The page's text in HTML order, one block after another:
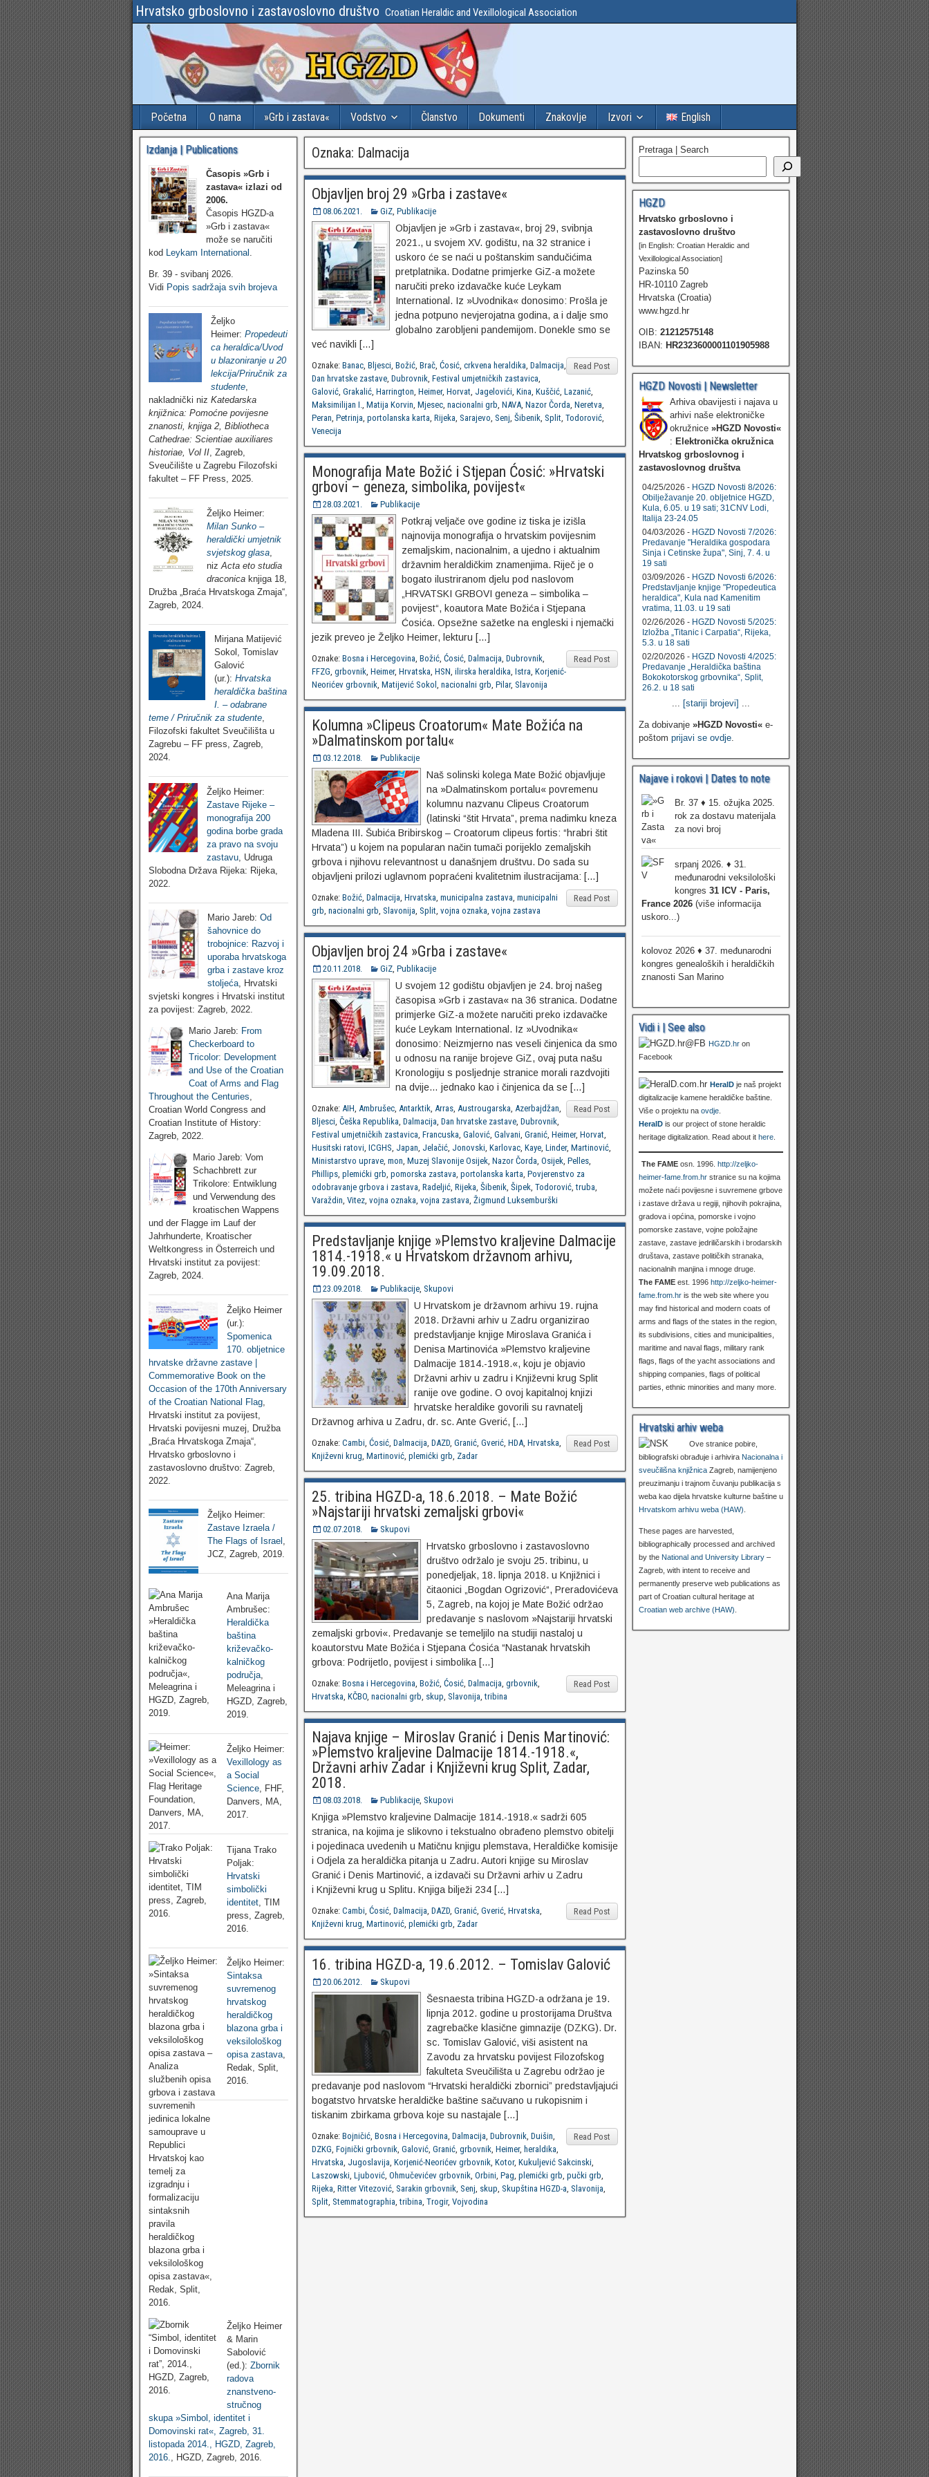
Hrvatsko grboslovno i zastavoslovno društvo Croatian Heraldic and Vexillological Association
Početna O nama »Grb i zastava« Vodstvo Članstvo Dokumenti Znakovlje Izvori English
Oznaka: Dalmacija
Objavljen broj 29 »Grba i zastave«
08.06.2021. GiZ, Publikacije
Objavljen je »Grb i zastava«, broj 29, svibnja
2021., u svojem XV. godištu, na 32 stranice i
uskoro će se naći u poštanskim sandučićima
pretplatnika. Dodatne primjerke GiZ-a možete
naručiti preko izdavačke kuće Leykam
International. Iz »Uvodnika« donosimo: Prošla je
jedna potpuno nevjerojatna godina, a i dalje smo
globalno zarobljeni pandemijom. Donekle smo se
već navikli […]
Read Post
Oznake: Banac, Bljesci, Božić, Brač, Ćosić, crkvena heraldika, Dalmacija,
Dan hrvatske zastave, Dubrovnik, Festival umjetničkih zastavica,
Galović, Grakalić, Harrington, Heimer, Horvat, Jagelovići, Kina, Kuščić, Lazanić,
Maksimilijan I., Matija Korvin, Mjesec, nacionalni grb, NAVA, Nazor Čorda, Neretva,
Peran, Petrinja, portolanska karta, Rijeka, Sarajevo, Senj, Šibenik, Split, Todorović,
Venecija
Monografija Mate Božić i Stjepan Ćosić: »Hrvatski
grbovi – geneza, simbolika, povijest«
28.03.2021. Publikacije
Potkraj veljače ove godine iz tiska je izišla
najnovija monografija o hrvatskim povijesnim
zemaljskim, nacionalnim, a ujedno i aktualnim
državnim heraldičkim znamenjima. Riječ je o
bogato ilustriranom djelu pod naslovom
„HRVATSKI GRBOVI geneza – simbolika –
povijest“, koautora Mate Božića i Stjepana
Ćosića. Opsežne sažetke na engleski i njemački
jezik preveo je Željko Heimer, lekturu […]
Read Post
Oznake: Bosna i Hercegovina, Božić, Ćosić, Dalmacija, Dubrovnik,
FFZG, grbovnik, Heimer, Hrvatska, HSN, ilirska heraldika, Istra, Korjenić-
Neorićev grbovnik, Matijević Sokol , nacionalni grb, Pilar, Slavonija
Kolumna »Clipeus Croatorum« Mate Božića na
»Dalmatinskom portalu«
03.12.2018. Publikacije
Naš solinski kolega Mate Božić objavljuje
na »Dalmatinskom portalu« povremenu
kolumnu nazvanu Clipeus Croatorum
(latinski “štit Hrvata”, prema nadimku kneza
Mladena III. Šubića Bribirskog – Croatorum clipeus fortis: “hrabri štit
Hrvata”) u kojem na popularan način tumači porijeklo zemaljskih
grbova i njihovu relevantnost u današnjem društvu. Do sada su
objavljeni prilozi uglavnom popraćeni kvalitetnim ilustracijama: […]
Read Post
Oznake: Božić, Dalmacija, Hrvatska, municipalna zastava, municipalni
grb, nacionalni grb, Slavonija, Split, vojna oznaka, vojna zastava
Objavljen broj 24 »Grba i zastave«
20.11.2018. GiZ, Publikacije
U svojem 12 godištu objavljen je 24. broj našeg
časopisa »Grb i zastava« na 36 stranica. Dodatne
primjerke GiZ-a možete naručiti preko izdavačke
kuće Leykam International. Iz »Uvodnika«
donosimo: Neizmjerno nas veseli činjenica da smo
u odnosu na ranije brojeve GiZ, ovaj puta našu
Kronologiju s posljednje stranice morali razdvojiti
na dvije… jednako kao i činjenica da se […]
Read Post
Oznake: AIH, Ambrušec, Antarktik, Arras, Austrougarska, Azerbajdžan,
Bljesci, Češka Republika, Dalmacija, Dan hrvatske zastave, Dubrovnik,
Festival umjetničkih zastavica, Francuska, Galović, Galvani, Granić, Heimer, Horvat,
Husitski ratovi, ICGHS, Japan, Jelačić, Jonovski, Karlovac, Kaye, Linder, Martinović,
Ministarstvo uprave, mon, Muzej Slavonije Osijek, Nazor Čorda, Osijek, Pelles,
Phillips, plemićki grb, pomorska zastava, portolanska karta, Povjerenstvo za
odobravanje grbova i zastava, Radeljić, Rijeka, Šibenik, Šipek, Todorović,truba,
Varaždin, Vitez, vojna oznaka, vojna zastava, Žigmund Luksemburški
Predstavljanje knjige »Plemstvo kraljevine Dalmacije
1814.-1918.« u Hrvatskom državnom arhivu,
19.09.2018.
23.09.2018. Publikacije, Skupovi
U Hrvatskom je državnom arhivu 19. rujna
2018. Državni arhiv u Zadru organizirao
predstavljanje knjige Miroslava Granića i
Denisa Martinovića »Plemstvo kraljevine
Dalmacije 1814.-1918.«, koju je objavio
Državni arhiv u zadru i Književni krug Split
ranije ove godine. O ovoj kapitalnoj knjizi
hrvatske heraldike govorili su ravnatelj
Državnog arhiva u Zadru, dr. sc. Ante Gverić, […]
Read Post
Oznake: Cambi, Ćosić, Dalmacija, DAZD, Granić, Gverić, HDA, Hrvatska,
Književni krug, Martinović, plemićki grb, Zadar
25. tribina HGZD-a, 18.6.2018. – Mate Božić
»Najstariji hrvatski zemaljski grbovi«
02.07.2018. Skupovi
Hrvatsko grboslovno i zastavoslovno
društvo održalo je svoju 25. tribinu, u
ponedjeljak, 18. lipnja 2018. u Knjižnici i
čitaonici „Bogdan Ogrizović“, Preradovićeva
5, Zagreb, na kojoj je Mate Božić održao
predavanje s naslovom »Najstariji hrvatski
zemaljski grbovi«. Predavanje se temeljilo na studiji nastaloj u
koautorstvu Mate Božića i Stjepana Ćosića “Nastanak hrvatskih
grbova: Podrijetlo, povijest i simbolika […]
Read Post
Oznake: Bosna i Hercegovina, Božić, Ćosić, Dalmacija, grbovnik,
Hrvatska, KČBO, nacionalni grb, skup, Slavonija,tribina
Najava knjige – Miroslav Granić i Denis Martinović:
»Plemstvo kraljevine Dalmacije 1814.-1918.«,
Državni arhiv Zadar i Književni krug Split, Zadar,
2018.
08.03.2018. Publikacije, Skupovi
Knjiga »Plemstvo kraljevine Dalmacije 1814.-1918.« sadrži 605
stranica, na kojima je slikovno i tekstualno obrađeno plemstvo obitelji
i pojedinaca uvedenih u Matičnu knjigu plemstava, Heraldičke komisije
i Odjela za heraldička pitanja u Zadru. Autori knjige su Miroslav
Granić i Denis Martinović, a izdavači su Državni arhiv u Zadru
i Književni krug u Splitu. Knjiga bilježi 234 […]
Read Post
Oznake: Cambi, Ćosić, Dalmacija, DAZD, Granić, Gverić, Hrvatska,
Književni krug, Martinović, plemićki grb, Zadar
16. tribina HGZD-a, 19.6.2012. – Tomislav Galović
20.06.2012. Skupovi
Šesnaesta tribina HGZD-a održana je 19.
lipnja 2012. godine u prostorijama Društva
zagrebačke klasične gimnazije (DZKG). Dr.
sc. Tomislav Galović, viši asistent na
Zavodu za hrvatsku povijest Filozofskog
fakulteta Sveučilišta u Zagrebu održao je
predavanje pod naslovom “Hrvatski heraldički zbornici” predstavljajući
bogatstvo hrvatske heraldičke baštine sačuvano u rukopisnim i
tiskanim zbirkama grbova koje su nastajale […]
Read Post
Oznake: Bojničić, Bosna i Hercegovina, Dalmacija, Dubrovnik, Duišin,
DZKG, Fojnički grbovnik, Galović, Granić, grbovnik, Heimer, heraldika,
Hrvatska, Jugoslavija, Korjenić-Neorićev grbovnik, Kotor, Kukuljević Sakcinski,
Laszowski, Ljubović, Ohmučevićev grbovnik, Orbini, Pag, plemićki grb, pučki grb,
Rijeka, Ritter Vitezović, Sarakin grbovnik, Senj, skup, Skupština HGZD-a, Slavonija,
Split, Stemmatographia,tribina, Trogir, Vojvodina
Izdanja | Publications
Časopis »Grb i
zastava« izlazi od
2006.
Časopis HGZD-a
»Grb i zastava«
može se naručiti
kod Leykam International
Br. 39 - svibanj 2026.
Vidi Popis sadržaja svih brojeva
Željko
Heimer: Propedeuti
ca heraldica/Uvod
u blazoniranje u 20
lekcija/Priručnik za
studente,
nakladnički niz Katedarska
knjižnica: Pomoćne povijesne
znanosti, knjiga 2, Bibliotheca
Cathedrae: Scientiae auxiliares
historiae, Vol II, Zagreb,
Sveučilište u Zagrebu Filozofski
fakultet – FF Press, 2025.
Željko Heimer:
Milan Sunko –
heraldički umjetnik
svjetskog glasa
niz Acta eto studia
draconica knjiga 18,
Družba „Braća Hrvatskoga Zmaja“,
Zagreb, 2024.
Mirjana Matijević
Sokol, Tomislav
Galović
(ur.): Hrvatska
heraldička baština
I. – odabrane
teme / Priručnik za studente,
Filozofski fakultet Sveučilišta u
Zagrebu – FF press, Zagreb,
2024.
Željko Heimer:
Zastave Rijeke –
monografija 200
godina borbe grada
za pravo na svoju
zastavu, Udruga
Slobodna Država Rijeka: Rijeka,
2022.
Mario Jareb: Od
šahovnice do
trobojnice: Razvoj i
uporaba hrvatskoga
grba i zastave kroz
stoljeća, Hrvatski
svjetski kongres i Hrvatski institut
za povijest: Zagreb, 2022.
Mario Jareb: From
Checkerboard to
Tricolor: Development
and Use of the Croatian
Coat of Arms and Flag
Throughout the Centuries,
Croatian World Congress and
Croatian Institute of History:
Zagreb, 2022.
Mario Jareb: Vom
Schachbrett zur
Trikolore: Entwiklung
und Verwendung des
kroatischen Wappens
und der Flagge im Lauf der
Jahrhunderte, Kroatischer
Weltkongress in Österreich und
Hrvatski institut za povijest:
Zagreb, 2024.
Željko Heimer
(ur.):
Spomenica
170. obljetnice
hrvatske državne zastave |
Commemorative Book on the
Occasion of the 170th Anniversary
of the Croatian National Flag
Hrvatski institut za povijest,
Hrvatski povijesni muzej, Družba
„Braća Hrvatskoga Zmaja“,
Hrvatsko grboslovno i
zastavoslovno društvo: Zagreb,
2022.
Željko Heimer:
Zastave Izraela /
The Flags of Israel ,
JCZ, Zagreb, 2019.
Ana Marija
Ambrušec:
Heraldička
baština
križevačko-
kalničkog
područja,
Meleagrina i
HGZD, Zagreb,
2019.
Željko Heimer:
Vexillology as
a Social
Science , FHF,
Danvers, MA,
2017.
Tijana Trako
Poljak:
Hrvatski
simbolički
identitet , TIM
press, Zagreb,
2016.
Željko Heimer:
Sintaksa
suvremenog
hrvatskog
heraldičkog
blazona grba i
veksilološkog
opisa zastava,
Redak, Split,
2016.
Željko Heimer
& Marin
Sabolović
(ed.): Zbornik
radova
znanstveno-
stručnog
skupa »Simbol, identitet i
Domovinski rat«, Zagreb, 31.
listopada 2014., HGZD, Zagreb,
2016., HGZD, Zagreb, 2016.
Pretraga | Search
HGZD
Hrvatsko grboslovno i
zastavoslovno društvo
[in English: Croatian Heraldic and
Vexillological Association]
Pazinska 50
HR-10110 Zagreb
Hrvatska (Croatia)
www.hgzd.hr
OIB: 21212575148
IBAN: HR2323600001101905988
HGZD Novosti | Newsletter
Arhiva obavijesti i najava u
arhivi naše elektroničke
okružnice »HGZD Novosti«
: Elektronička okružnica
Hrvatskog grboslovnog i
zastavoslovnog društva
04/25/2026 - HGZD Novosti 8/2026:
Obilježavanje 20. obljetnice HGZD,
Kula, 6.05. u 19 sati; 31CNV Lodi,
Italija 23-24.05
04/03/2026 - HGZD Novosti 7/2026:
Predavanje "Heraldika gospodara
Sinja i Cetinske župa", Sinj, 7. 4. u
19 sati
03/09/2026 - HGZD Novosti 6/2026:
Predstavljanje knjige "Propedeutica
heraldica", Kula nad Kamenitim
vratima, 11.03. u 19 sati
02/26/2026 - HGZD Novosti 5/2025:
Izložba „Titanic i Carpatia“, Rijeka,
5.3. u 18 sati
02/20/2026 - HGZD Novosti 4/2025:
Predavanje „Heraldička baština
Bokokotorskog grbovnika“, Split,
26.2. u 18 sati
... [stariji brojevi] ...
Za dobivanje »HGZD Novosti«e-
poštom prijavi se ovdje.
Najave i rokovi | Dates to note
Br. 37 ♦ 15. ožujka 2025.
rok za dostavu materijala
za novi broj
srpanj 2026. ♦ 31.
međunarodni veksilološki
kongres 31 ICV - Paris,
France 2026(više informacija
uskoro...)
kolovoz 2026 ♦ 37. međunarodni
kongres genealoških i heraldičkih
znanosti San Marino
Vidi i | See also
HGZD.hron
Facebook
HeralDje naš projekt
digitalizacije kamene heraldičke baštine.
Više o projektu na ovdje.
HeralDis our project of stone heraldic
heritage digitalization. Read about it here.
The FAMEosn. 1996. http://zeljko-
heimer-fame.from.hrstranice su na kojima
možete naći povijesne i suvremene grbove
i zastave država u regiji, njihovih pokrajina,
gradova i općina, pomorske i vojno
pomorske zastave, vojne položajne
zastave, zastave jedriličarskih i brodarskih
društava, zastave političkih stranaka,
nacionalnih manjina i mnoge druge.
The FAMEest. 1996 http://zeljko-heimer-
fame.from.hris the web site where you
may find historical and modern coats of
arms and flags of the states in the region,
its subdivisions, cities and municipalities,
maritime and naval flags, military rank
flags, flags of the yacht associations and
shipping companies, flags of political
parties, ethnic minorities and many more.
Hrvatski arhiv weba
Ove stranice pobire,
bibliografski obrađuje i arhivira Nacionalna i
sveučilišna knjižnicaZagreb, namijenjeno
preuzimanju i trajnom čuvanju publikacija s
weba kao dijela hrvatske kulturne baštine u
Hrvatskom arhivu weba (HAW)
These pages are harvested,
bibliographically processed and archived
by the National and University Library–
Zagreb, with intent to receive and
permanently preserve web publications as
part of Croatian cultural heritage at
Croatian web archive (HAW)